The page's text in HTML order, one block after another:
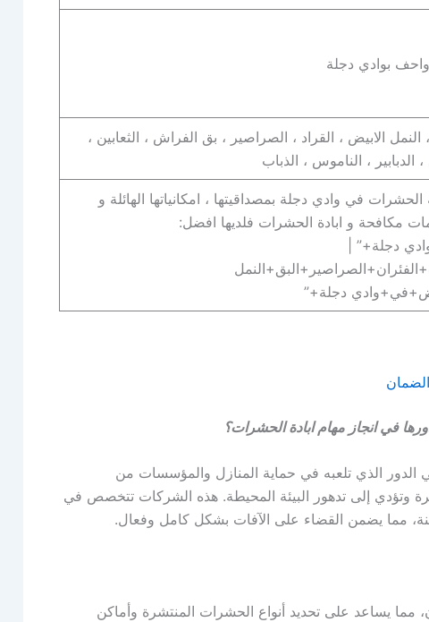
بوادي دجلة
الابيض ، القراد ، الصراصير ، بق الفراش ، الثعابين ،
، الناموس ، الذباب
في وادي دجلة بمصداقيتها ، امكانياتها الهائلة و
مكافحة و ابادة الحشرات فلديها افضل:
دجلة+” |
دجلة+”
في انجاز مهام ابادة الحشرات؟
الذي تلعبه في حماية المنازل والمؤسسات من
إلى تدهور البيئة المحيطة. هذه الشركات تتخصص في
مما يضمن القضاء على الآفات بشكل كامل وفعال.
مما يساعد على تحديد أنواع الحشرات المنتشرة وأماكن